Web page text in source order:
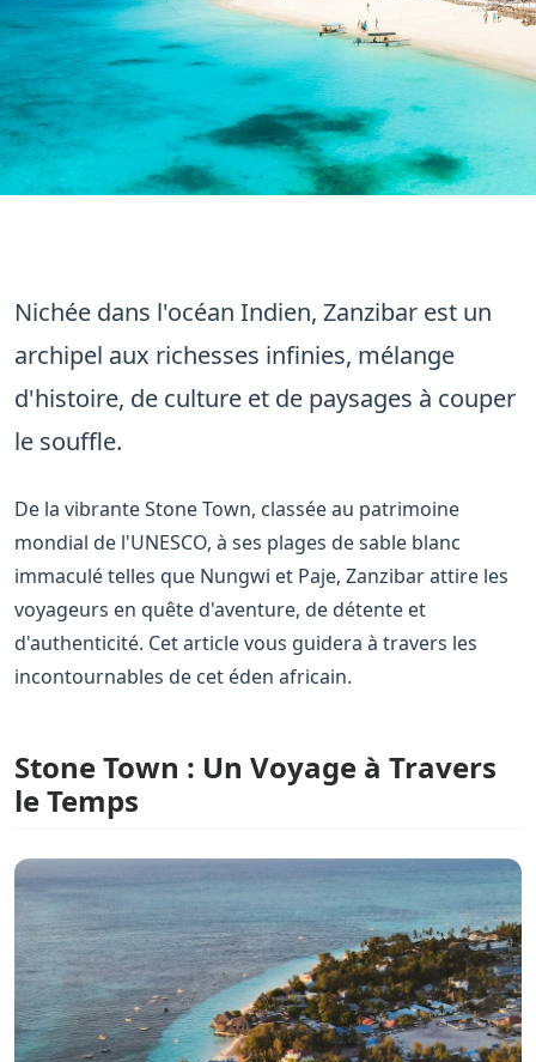
Nichée dans l'océan Indien, Zanzibar est un
archipel aux richesses infinies, mélange
d'histoire, de culture et de paysages à couper
le souffle.
De la vibrante Stone Town, classée au patrimoine
mondial de l'UNESCO, à ses plages de sable blanc
immaculé telles que Nungwi et Paje, Zanzibar attire les
voyageurs en quête d'aventure, de détente et
d'authenticité. Cet article vous guidera à travers les
incontournables de cet éden africain.
Stone Town : Un Voyage à Travers
le Temps